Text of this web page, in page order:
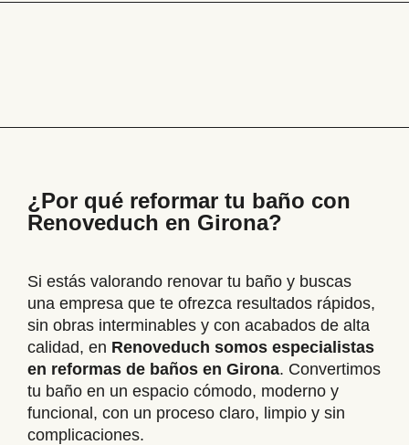
¿Por qué reformar tu baño con
Renoveduch en Girona?
Si estás valorando renovar tu baño y buscas
una empresa que te ofrezca resultados rápidos,
sin obras interminables y con acabados de alta
calidad, en Renoveduch somos especialistas
en reformas de baños en Girona. Convertimos
tu baño en un espacio cómodo, moderno y
funcional, con un proceso claro, limpio y sin
complicaciones.